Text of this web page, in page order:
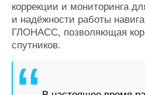
коррекции и мониторинга
и надёжности работы
ГЛОНАСС, позволяющая
спутников.